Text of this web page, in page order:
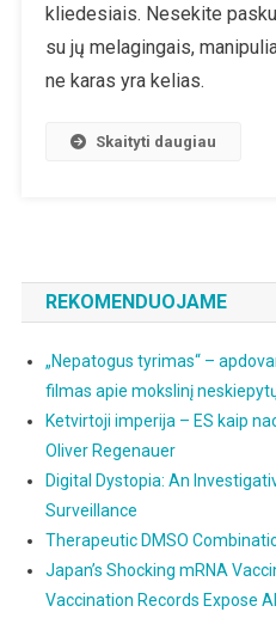
kliedesiais. Nesekite
su jų melagingais,
ne karas yra kelias.
Skaityti daugiau
REKOMENDUOJAME
„Nepatogus tyrimas“ –
filmas apie mokslinį
Ketvirtoji imperija – ES kaip
Oliver Regenauer
Digital Dystopia: An
Surveillance
Therapeutic DMSO
Japan’s Shocking mRNA
Vaccination Records Expose